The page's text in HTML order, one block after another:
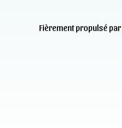
Fièrement propulsé par